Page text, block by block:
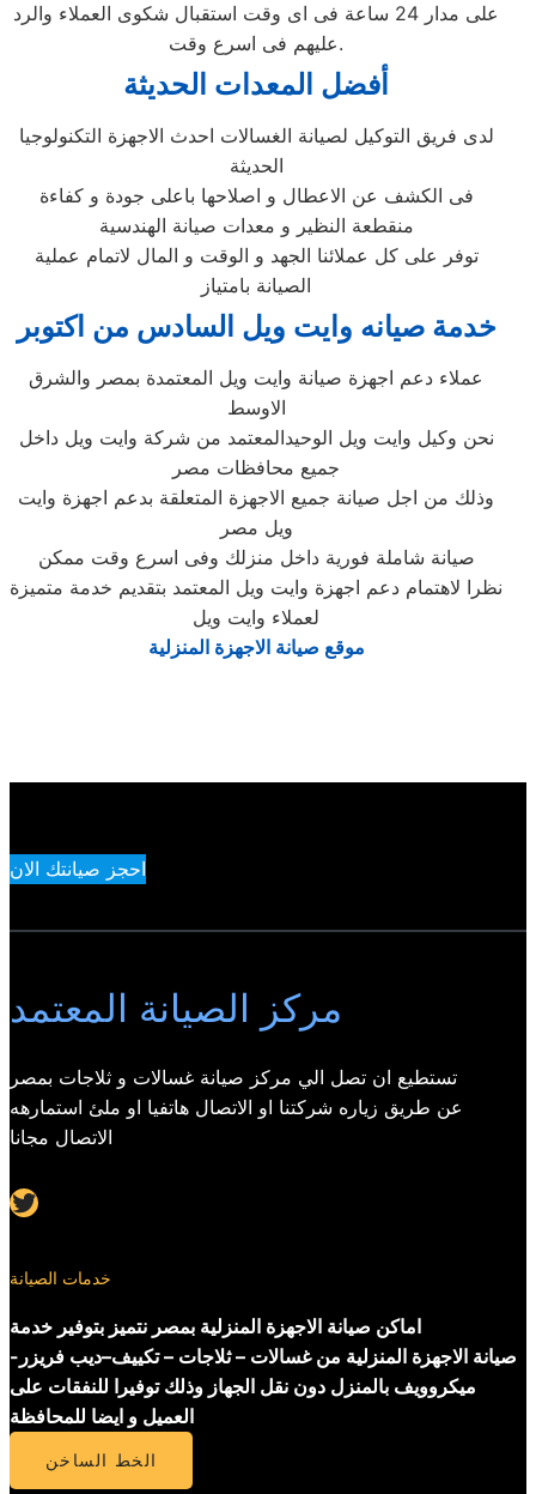
على مدار 24 ساعة فى اى وقت استقبال شكوى العملاء والرد
عليهم فى اسرع وقت.
أفضل المعدات الحديثة
لدى فريق التوكيل لصيانة الغسالات احدث الاجهزة التكنولوجيا
الحديثة
فى الكشف عن الاعطال و اصلاحها باعلى جودة و كفاءة
منقطعة النظير و معدات صيانة الهندسية
توفر على كل عملائنا الجهد و الوقت و المال لاتمام عملية
الصيانة بامتياز
خدمة صيانه وايت ويل السادس من اكتوبر
عملاء دعم اجهزة صيانة وايت ويل المعتمدة بمصر والشرق
الاوسط
نحن وكيل وايت ويل الوحيدالمعتمد من شركة وايت ويل داخل
جميع محافظات مصر
وذلك من اجل صيانة جميع الاجهزة المتعلقة بدعم اجهزة وايت
ويل مصر
صيانة شاملة فورية داخل منزلك وفى اسرع وقت ممكن
نظرا لاهتمام دعم اجهزة وايت ويل المعتمد بتقديم خدمة متميزة
لعملاء وايت ويل
موقع صيانة الاجهزة المنزلية
احجز صيانتك الان
مركز الصيانة المعتمد
تستطيع ان تصل الي مركز صيانة غسالات و ثلاجات بمصر
عن طريق زياره شركتنا او الاتصال هاتفيا او ملئ استمارهه
الاتصال مجانا
Twitter
خدمات الصيانة
اماكن صيانة الاجهزة المنزلية بمصر نتميز بتوفير خدمة
صيانة الاجهزة المنزلية من غسالات – ثلاجات – تكييف–ديب فريزر-
ميكروويف بالمنزل دون نقل الجهاز وذلك توفيرا للنفقات على
العميل و ايضا للمحافظة
الخط الساخن